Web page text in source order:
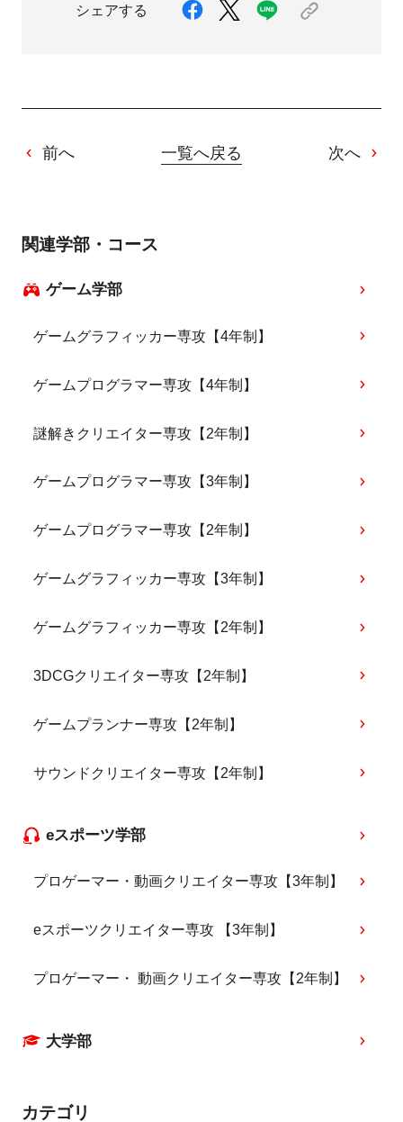
シェアする
前へ 一覧へ戻る 次へ
関連学部・コース
ゲーム学部
ゲームグラフィッカー専攻【4年制】
ゲームプログラマー専攻【4年制】
謎解きクリエイター専攻【2年制】
ゲームプログラマー専攻【3年制】
ゲームプログラマー専攻【2年制】
ゲームグラフィッカー専攻【3年制】
ゲームグラフィッカー専攻【2年制】
3DCGクリエイター専攻【2年制】
ゲームプランナー専攻【2年制】
サウンドクリエイター専攻【2年制】
eスポーツ学部
プロゲーマー・動画クリエイター専攻【3年制】
eスポーツクリエイター専攻 【3年制】
プロゲーマー・ 動画クリエイター専攻【2年制】
大学部
カテゴリ